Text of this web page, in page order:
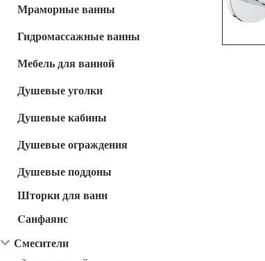
Мраморные ванны
Гидромассажные ванны
Мебель для ванной
Душевые уголки
Душевые кабины
Душевые ограждения
Душевые поддоны
Шторки для ванн
Cанфаянс
Смесители